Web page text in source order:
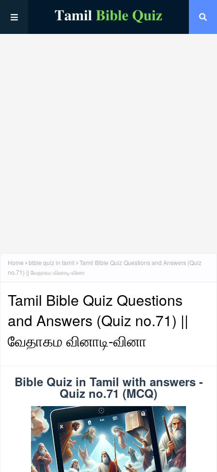
Home bible quiz in tamil
Tamil Bible Quiz Questions and Answers (Quiz
no.71) || வேதாகம வினாடி-வினா
Tamil Bible Quiz Questions
and Answers (Quiz no.71) ||
வேதாகம வினாடி-வினா
Bible Quiz in Tamil with answers -
Quiz no.71 (MCQ)